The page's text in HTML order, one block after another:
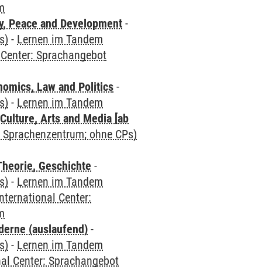
Peace and Development -
- Lernen im Tandem
Sprachangebot
Law and Politics -
- Lernen im Tandem
Arts and Media [ab
ohne CPs)
Geschichte -
- Lernen im Tandem
Center:
(auslaufend) -
- Lernen im Tandem
Center: Sprachangebot